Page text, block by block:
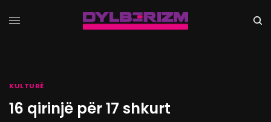
KULTURË
16 qirinjë për 17 shkurt